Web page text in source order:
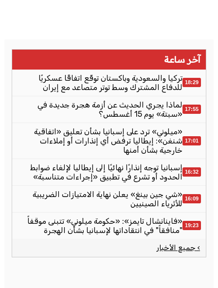
آخر ساعة
18:29 تركيا والسعودية وباكستان توقّع اتفاقًا عسكريًا
للدفاع المشترك وسط توتر متصاعد مع إيران
17:55 لماذا يجري الحديث عن أزمة هجرة جديدة في
«سبتة» يوم 15 أغسطس؟
17:01
«ميلوني» ترد على إسبانيا بشأن تعليق «اتفاقية
شنغن»: إيطاليا ترفض أي إنذارات أو إملاءات
خارجية بشأن أمنها
16:32 إسبانيا توجه إنذارًا نهائيًا إلى إيطاليا لإلغاء ضوابط
الحدود أو تشرع في تطبيق «إجراءات متناسبة»
16:09 «شي جين بينغ» يعلن نهاية الامتيازات الضريبية
للأثرياء الصينيين
19:23 «فاينانشال تايمز»: «حكومة ميلوني» تتبنى موقفاً
"منافقاً" في انتقاداتها لإسبانيا بشأن الهجرة
› جميع الأخبار